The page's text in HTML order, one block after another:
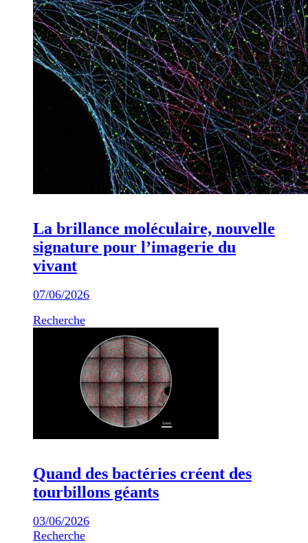
La brillance moléculaire, nouvelle
signature pour l’imagerie du
vivant
07/06/2026
Recherche
Quand des bactéries créent des
tourbillons géants
03/06/2026
Recherche